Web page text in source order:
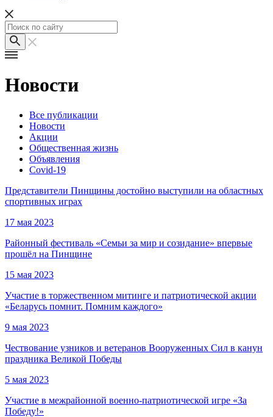
Новости
Все публикации
Новости
Акции
Общественная жизнь
Объявления
Covid-19
Представители Пинщины достойно выступили на областных
спортивных играх
17 мая 2023
Районный фестиваль «Семьи за мир и созидание» впервые
прошёл на Пинщине
15 мая 2023
Участие в торжественном митинге и патриотической акции
«Беларусь помнит. Помним каждого»
9 мая 2023
Чествование узников и ветеранов Вооруженных Сил в канун
праздника Великой Победы
5 мая 2023
Участие в межрайонной военно-патриотической игре «За
Победу!»